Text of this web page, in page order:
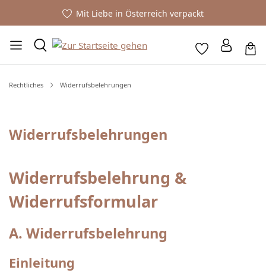
Mit Liebe in Österreich verpackt
Rechtliches Widerrufsbelehrungen
Widerrufsbelehrungen
Widerrufsbelehrung &
Widerrufsformular
A. Widerrufsbelehrung
Einleitung